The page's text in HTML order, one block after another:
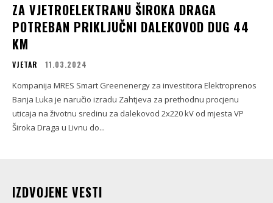
ZA VJETROELEKTRANU ŠIROKA DRAGA
POTREBAN PRIKLJUČNI DALEKOVOD DUG 44
KM
VJETAR 11.03.2024
Kompanija MRES Smart Greenenergy za investitora Elektroprenos
Banja Luka je naručio izradu Zahtjeva za prethodnu procjenu
uticaja na životnu sredinu za dalekovod 2x220 kV od mjesta VP
Široka Draga u Livnu do...
IZDVOJENE VESTI